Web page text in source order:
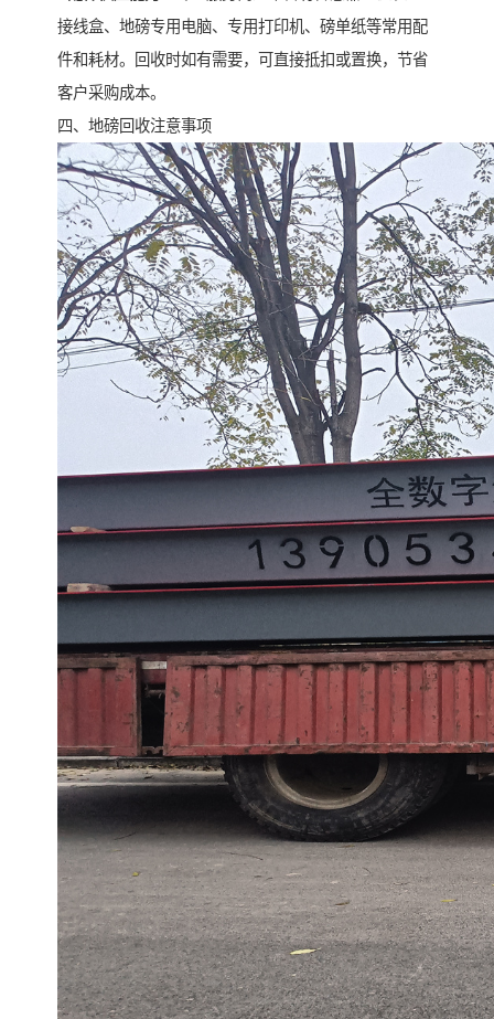
接线盒、地磅专用电脑、专用打印机、磅单纸等常用配
件和耗材。回收时如有需要，可直接抵扣或置换，节省
客户采购成本。
四、地磅回收注意事项